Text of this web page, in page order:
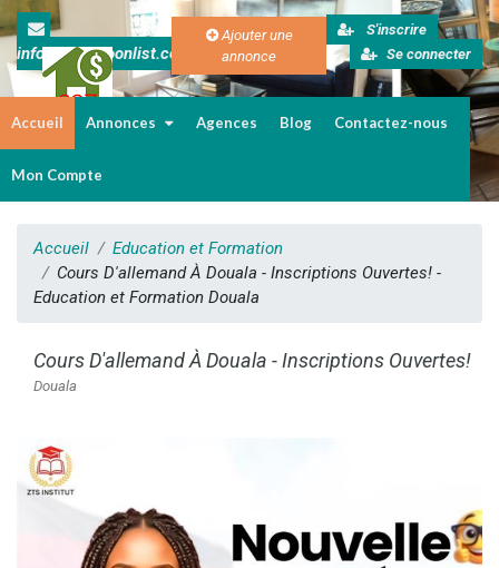
info@cameroonlist.com
Ajouter une
annonce
S'inscrire
Se connecter
Accueil Annonces Agences Blog Contactez-nous
Mon Compte
Accueil
Education et Formation
Cours D'allemand À Douala - Inscriptions Ouvertes! -
Education et Formation Douala
Cours D'allemand À Douala - Inscriptions Ouvertes!
Douala